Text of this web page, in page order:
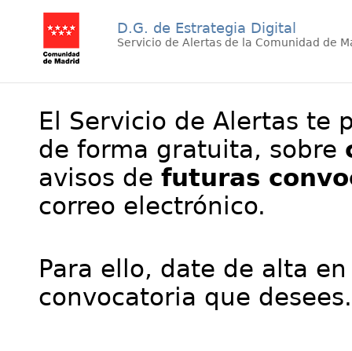
D.G. de Estrategia Digital
Servicio de Alertas de la Comunidad de
El Servicio de Alertas te
de forma gratuita, sobre
avisos de futuras
correo electrónico.
Para ello, date de alta
convocatoria que desees.